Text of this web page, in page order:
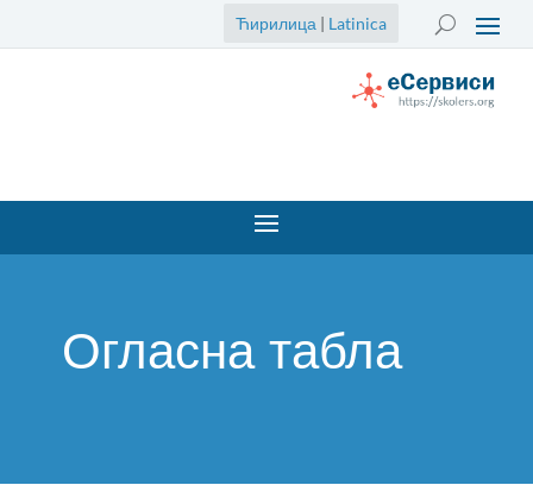
Ћирилица | Latinica
Огласна табла